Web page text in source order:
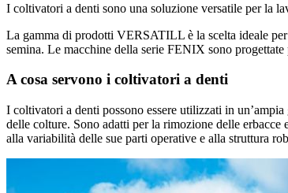
I coltivatori a denti sono una soluzione versatile per la
La gamma di prodotti VERSATILL è la scelta ideale
semina. Le macchine della serie FENIX sono
A cosa servono i coltivatori a denti
I coltivatori a denti possono essere utilizzati in
delle colture. Sono adatti per la rimozione delle
alla variabilità delle sue parti operative e alla struttura